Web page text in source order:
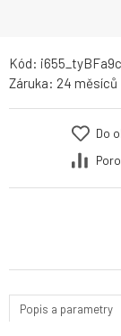
Kód:
Záruka: 24 měsíců
Do
Popis a parametry